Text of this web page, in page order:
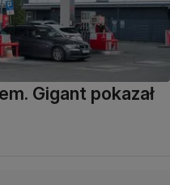
Gigant pokazał